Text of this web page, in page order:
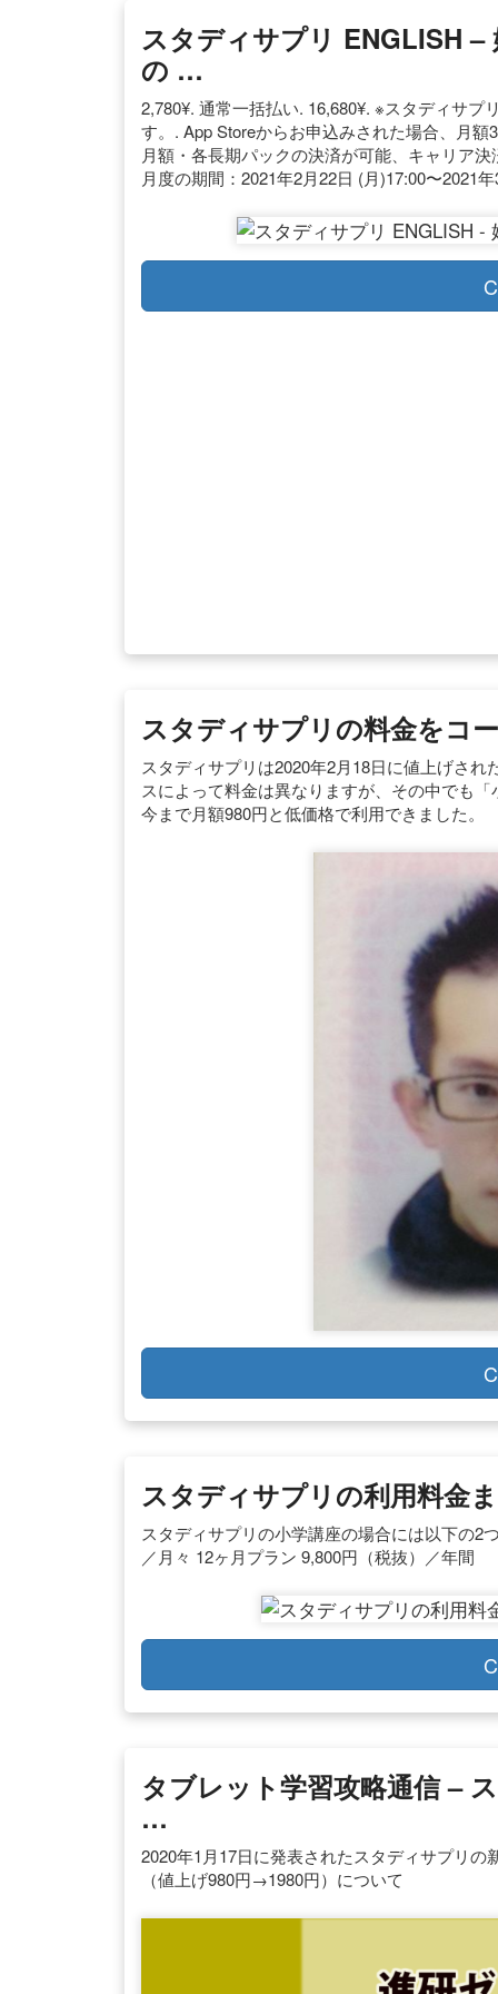
スタディサプリ ENGLISH
の …
2,780¥. 通常一括払い. 16,680¥. ※スタディサ
す。. App Storeからお申込みされた場合、月
月額・各長期パックの決済が可能、キャリア
月度の期間：2021年2月22日 (月)17:00〜2021
スタディサプリの料金をコ
スタディサプリは2020年2月18日に値上げさ
スによって料金は異なりますが、その中でも
今まで月額980円と低価格で利用できました。
スタディサプリの利用料金
スタディサプリの小学講座の場合には以下の2
／月々 12ヶ月プラン 9,800円（税抜）／年間
タブレット学習攻略通信 –
…
2020年1月17日に発表されたスタディサプリ
（値上げ980円→1980円）について